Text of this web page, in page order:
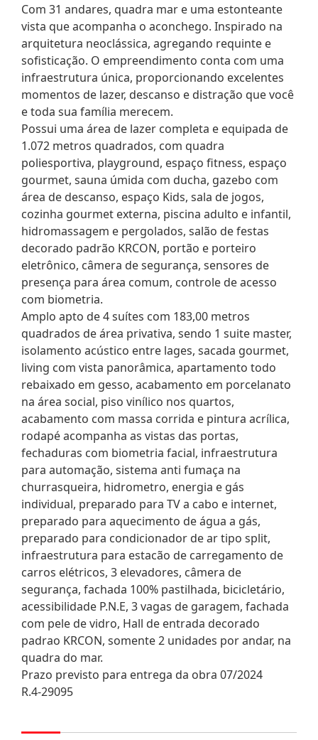
Com 31 andares, quadra mar e uma estonteante
vista que acompanha o aconchego. Inspirado na
arquitetura neoclássica, agregando requinte e
sofisticação. O empreendimento conta com uma
infraestrutura única, proporcionando excelentes
momentos de lazer, descanso e distração que você
e toda sua família merecem.
Possui uma área de lazer completa e equipada de
1.072 metros quadrados, com quadra
poliesportiva, playground, espaço fitness, espaço
gourmet, sauna úmida com ducha, gazebo com
área de descanso, espaço Kids, sala de jogos,
cozinha gourmet externa, piscina adulto e infantil,
hidromassagem e pergolados, salão de festas
decorado padrão KRCON, portão e porteiro
eletrônico, câmera de segurança, sensores de
presença para área comum, controle de acesso
com biometria.
Amplo apto de 4 suítes com 183,00 metros
quadrados de área privativa, sendo 1 suite master,
isolamento acústico entre lages, sacada gourmet,
living com vista panorâmica, apartamento todo
rebaixado em gesso, acabamento em porcelanato
na área social, piso vinílico nos quartos,
acabamento com massa corrida e pintura acrílica,
rodapé acompanha as vistas das portas,
fechaduras com biometria facial, infraestrutura
para automação, sistema anti fumaça na
churrasqueira, hidrometro, energia e gás
individual, preparado para TV a cabo e internet,
preparado para aquecimento de água a gás,
preparado para condicionador de ar tipo split,
infraestrutura para estacão de carregamento de
carros elétricos, 3 elevadores, câmera de
segurança, fachada 100% pastilhada, bicicletário,
acessibilidade P.N.E, 3 vagas de garagem, fachada
com pele de vidro, Hall de entrada decorado
padrao KRCON, somente 2 unidades por andar, na
quadra do mar.
Prazo previsto para entrega da obra 07/2024
R.4-29095